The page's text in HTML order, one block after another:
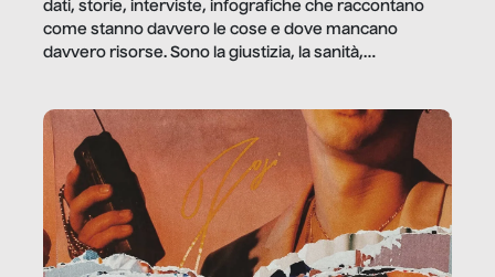
dati, storie, interviste, infografiche che raccontano
come stanno davvero le cose e dove mancano
davvero risorse. Sono la giustizia, la sanità,